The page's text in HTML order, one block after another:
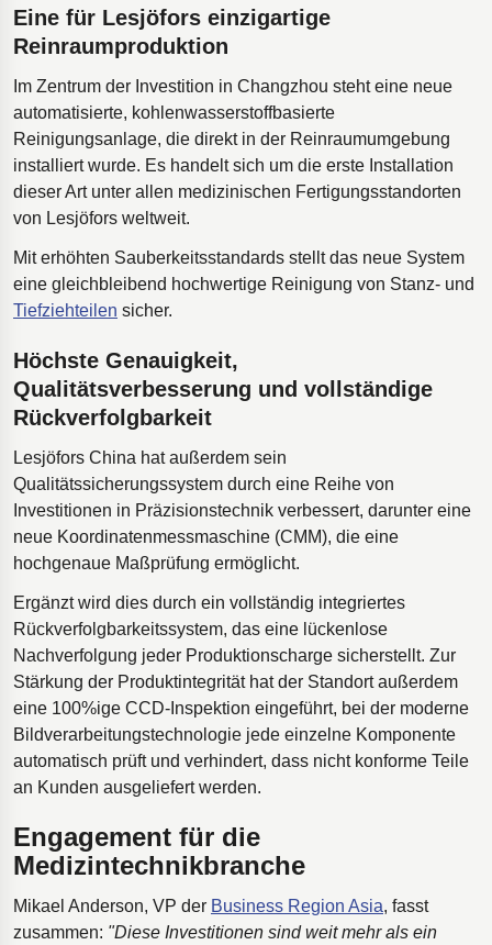
Eine für Lesjöfors einzigartige
Reinraumproduktion
Im Zentrum der Investition in Changzhou steht eine neue
automatisierte, kohlenwasserstoffbasierte
Reinigungsanlage, die direkt in der Reinraumumgebung
installiert wurde. Es handelt sich um die erste Installation
dieser Art unter allen medizinischen Fertigungsstandorten
von Lesjöfors weltweit.
Mit erhöhten Sauberkeitsstandards stellt das neue System
eine gleichbleibend hochwertige Reinigung von Stanz- und
Tiefziehteilen sicher.
Höchste Genauigkeit,
Qualitätsverbesserung und vollständige
Rückverfolgbarkeit
Lesjöfors China hat außerdem sein
Qualitätssicherungssystem durch eine Reihe von
Investitionen in Präzisionstechnik verbessert, darunter eine
neue Koordinatenmessmaschine (CMM), die eine
hochgenaue Maßprüfung ermöglicht.
Ergänzt wird dies durch ein vollständig integriertes
Rückverfolgbarkeitssystem, das eine lückenlose
Nachverfolgung jeder Produktionscharge sicherstellt. Zur
Stärkung der Produktintegrität hat der Standort außerdem
eine 100%ige CCD-Inspektion eingeführt, bei der moderne
Bildverarbeitungstechnologie jede einzelne Komponente
automatisch prüft und verhindert, dass nicht konforme Teile
an Kunden ausgeliefert werden.
Engagement für die
Medizintechnikbranche
Mikael Anderson, VP der Business Region Asia, fasst
zusammen: "Diese Investitionen sind weit mehr als ein